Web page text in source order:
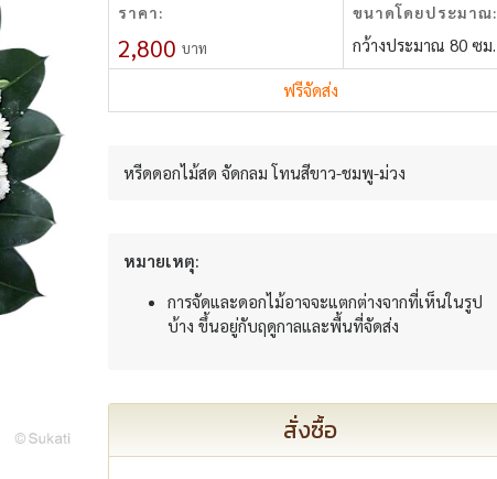
ราคา:
2,800 บาท
ขนาดโดยประมาณ:
กว้างประมาณ 80 ซม.
ฟรีจัดส่ง
หรีดดอกไม้สด จัดกลม โทนสีขาว-ชมพู-ม่วง
หมายเหตุ:
การจัดและดอกไม้อาจจะแตกต่างจากที่เห็นในรูป
บ้าง ขึ้นอยู่กับฤดูกาลและพื้นที่จัดส่ง
สั่งซื้อ